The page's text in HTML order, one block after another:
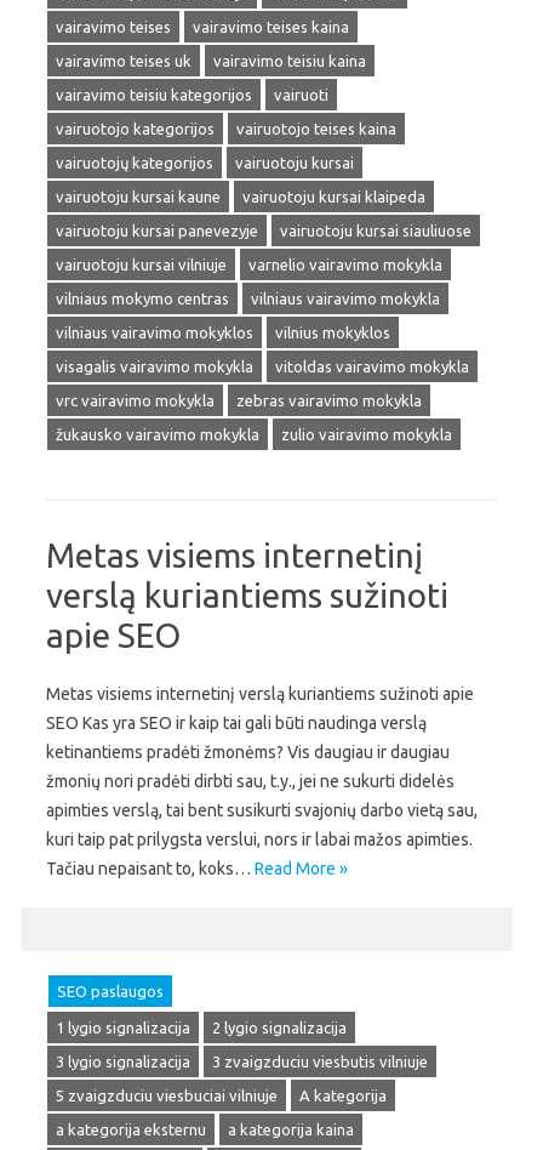
vairavimo teises
vairavimo teises kaina
vairavimo teises uk
vairavimo teisiu kaina
vairavimo teisiu kategorijos
vairuoti
vairuotojo kategorijos
vairuotojo teises kaina
vairuotojų kategorijos
vairuotoju kursai
vairuotoju kursai kaune
vairuotoju kursai klaipeda
vairuotoju kursai panevezyje
vairuotoju kursai siauliuose
vairuotoju kursai vilniuje
varnelio vairavimo mokykla
vilniaus mokymo centras
vilniaus vairavimo mokykla
vilniaus vairavimo mokyklos
vilnius mokyklos
visagalis vairavimo mokykla
vitoldas vairavimo mokykla
vrc vairavimo mokykla
zebras vairavimo mokykla
žukausko vairavimo mokykla
zulio vairavimo mokykla
Metas visiems internetinį
verslą kuriantiems sužinoti
apie SEO
Metas visiems internetinį verslą kuriantiems sužinoti apie
SEO Kas yra SEO ir kaip tai gali būti naudinga verslą
ketinantiems pradėti žmonėms? Vis daugiau ir daugiau
žmonių nori pradėti dirbti sau, t.y., jei ne sukurti didelės
apimties verslą, tai bent susikurti svajonių darbo vietą sau,
kuri taip pat prilygsta verslui, nors ir labai mažos apimties.
Tačiau nepaisant to, koks… Read More »
SEO paslaugos
1 lygio signalizacija
2 lygio signalizacija
3 lygio signalizacija
3 zvaigzduciu viesbutis vilniuje
5 zvaigzduciu viesbuciai vilniuje
A kategorija
a kategorija eksternu
a kategorija kaina